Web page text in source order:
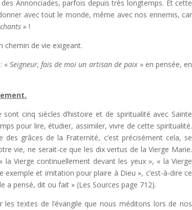
Annonciades, parfois depuis très longtemps. Et cette
avec tout le monde, même avec nos ennemis, car
» !
chemin de vie exigeant.
: «Seigneur, fais de moi un artisan de paix» en pensée, en
cinq siècles d’histoire et de spiritualité avec Sainte
pour lire, étudier, assimiler, vivre de cette spiritualité.
grâces de la Fraternité, c’est précisément cela, se
vie, ne serait-ce que les dix vertus de la Vierge Marie.
Vierge continuellement devant les yeux », « la Vierge
et imitation pour plaire à Dieu », c’est-à-dire ce
a pensé, dit ou fait » (Les Sources page 712).
textes de l’évangile que nous méditons lors de nos